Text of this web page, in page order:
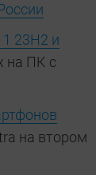
23H2 и
на ПК с
на втором